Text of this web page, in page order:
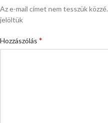
Az e-mail címet nem tesszük közzé.
jelöltük
Hozzászólás *